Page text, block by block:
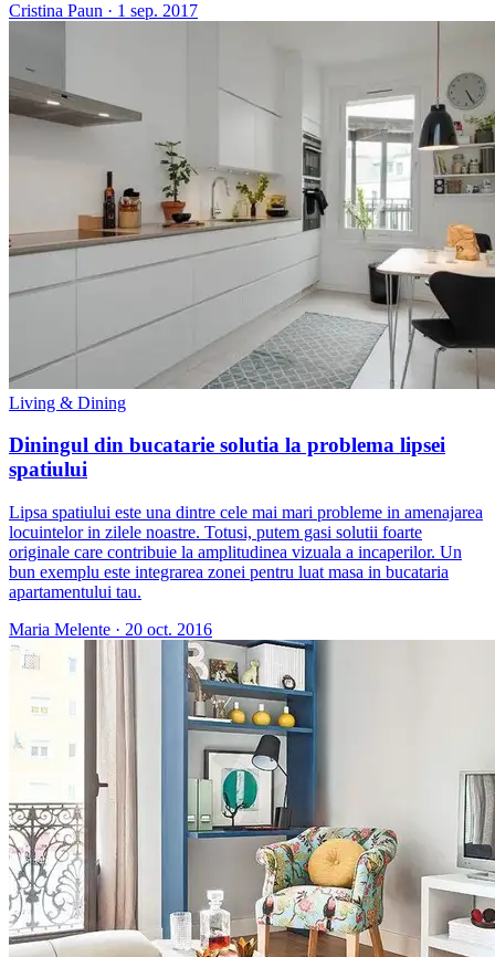
Cristina Paun · 1 sep. 2017
Living & Dining
Diningul din bucatarie solutia la problema lipsei
spatiului
Lipsa spatiului este una dintre cele mai mari probleme in amenajarea
locuintelor in zilele noastre. Totusi, putem gasi solutii foarte
originale care contribuie la amplitudinea vizuala a incaperilor. Un
bun exemplu este integrarea zonei pentru luat masa in bucataria
apartamentului tau.
Maria Melente · 20 oct. 2016